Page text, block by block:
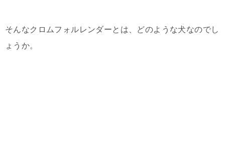
そんなクロムフォルレンダーとは、どのような犬なのでし
ょうか。